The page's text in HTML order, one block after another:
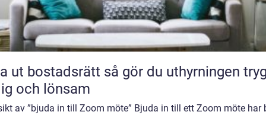
så gör du uthyrningen trygg,
och lönsam
av ”bjuda in till Zoom möte” Bjuda in till ett Zoom möte har